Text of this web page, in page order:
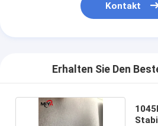
Kontakt
Erhalten Sie Den